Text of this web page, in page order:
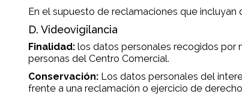
En el supuesto de reclamaciones que incluyan
D. Videovigilancia
Finalidad: los datos personales recogidos por
personas del Centro Comercial.
Conservación: Los datos personales del
frente a una reclamación o ejercicio de